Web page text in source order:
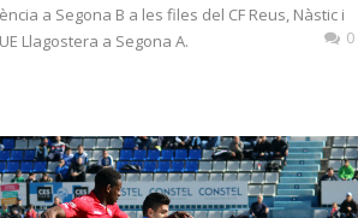
a Segona B a les files del CF Reus, Nàstic i
Llagostera a Segona A.
0